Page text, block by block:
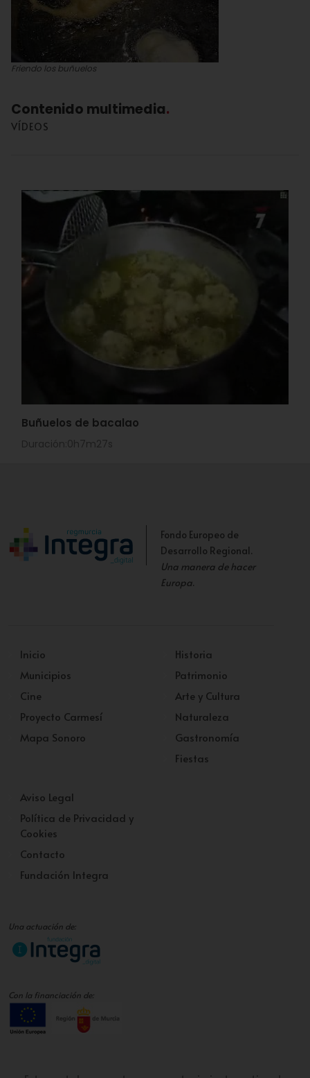
Friendo los buñuelos
Contenido multimedia
VÍDEOS
Buñuelos de bacalao
Duración:0h7m27s
Fondo Europeo de
Desarrollo Regional.
Una manera de hacer
Europa.
Inicio
Municipios
Cine
Proyecto Carmesí
Mapa Sonoro
Historia
Patrimonio
Arte y Cultura
Naturaleza
Gastronomía
Fiestas
Aviso Legal
Política de Privacidad y
Cookies
Contacto
Fundación Integra
Una actuación de:
Con la financiación de: